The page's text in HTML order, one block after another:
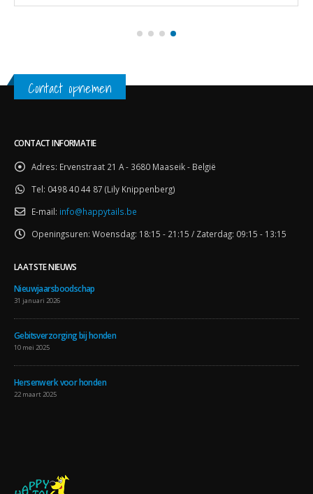
Contact opnemen
CONTACT INFORMATIE
Adres: Ervenstraat 21 A - 3680 Maaseik - België
Tel: 0498 40 44 87 (Lily Knippenberg)
E-mail: info@happytails.be
Openingsuren: Woensdag: 18:15 - 21:15 / Zaterdag: 09:15 - 13:15
LAATSTE NIEUWS
Nieuwjaarsboodschap
31 januari 2026
Gebitsverzorging bij honden
10 mei 2025
Hersenwerk voor honden
22 maart 2025